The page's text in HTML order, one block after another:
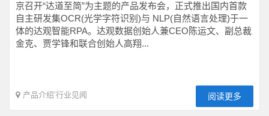
京召开“达道至简”为主题的产品发布会，正式推出国内首款
自主研发集OCR(光学字符识别)与 NLP(自然语言处理)于一
体的达观智能RPA。达观数据创始人兼CEO陈运文、副总裁
金克、贾学锋和联合创始人高翔...
产品介绍’行业见闻 阅读更多